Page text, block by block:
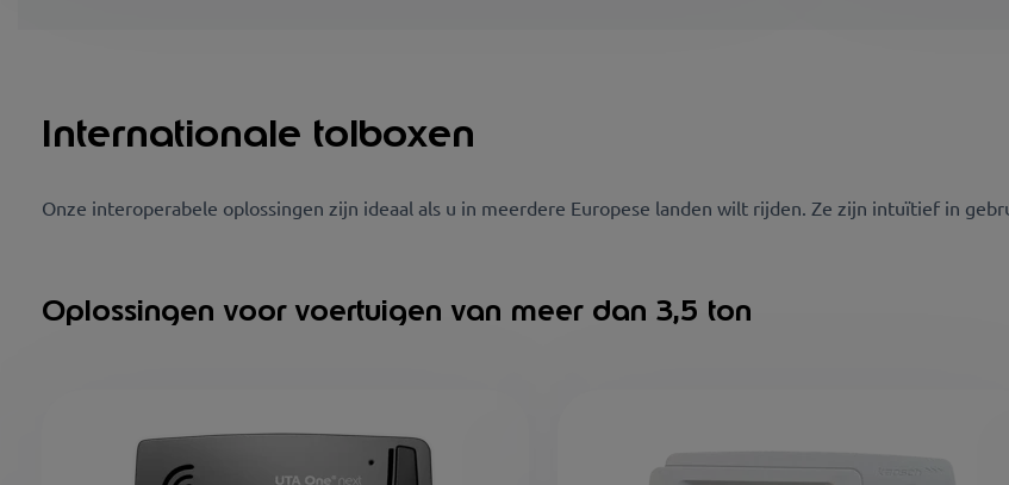
Internationale tolboxen
Onze interoperabele oplossingen zijn ideaal als u in meerdere Europese landen wilt rijden. Ze zijn intuïtief in
Oplossingen voor voertuigen van meer dan 3,5 ton